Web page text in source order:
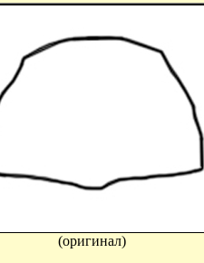
(оригинал)